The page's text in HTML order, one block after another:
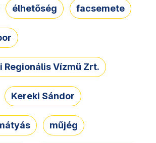
élhetőség facsemete
Regionális Vízmű Zrt.
Kereki Sándor
műjég